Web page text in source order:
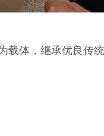
，继承优良传